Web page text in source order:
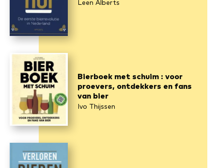
Leen Alberts
Bierboek met schuim : voor
proevers, ontdekkers en fans
van bier
Ivo Thijssen